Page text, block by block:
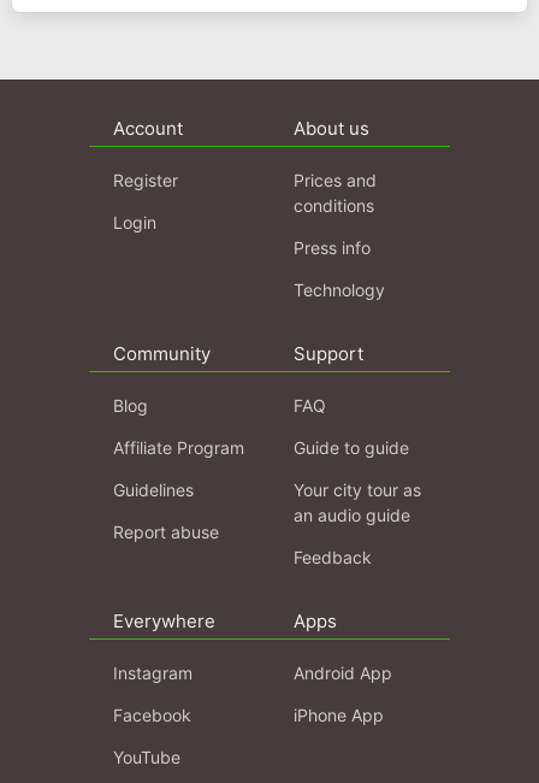
einem detaillierten Stadtplan immer, wo Sie
Account
Register
Login
About us
Prices and
conditions
Press info
Technology
Community
Blog
Affiliate Program
Guidelines
Report abuse
Support
FAQ
Guide to guide
Your city tour as
an audio guide
Feedback
Everywhere
Instagram
Facebook
YouTube
Apps
Android App
iPhone App